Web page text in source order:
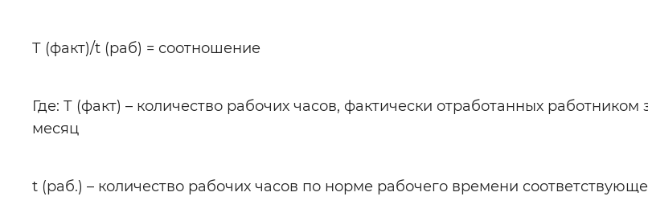
Т (факт)/t (раб) = соотношение
Где: Т (факт) – количество рабочих часов, фактически отработанных
месяц
t (раб.) – количество рабочих часов по норме рабочего времени